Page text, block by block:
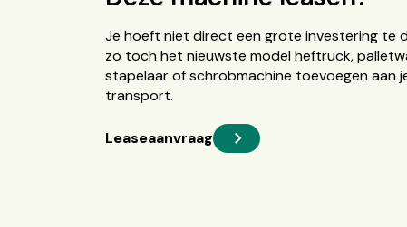
Je hoeft niet direct een grote investering te
zo toch het nieuwste model heftruck,
stapelaar of schrobmachine toevoegen aan
transport.
Leaseaanvraag